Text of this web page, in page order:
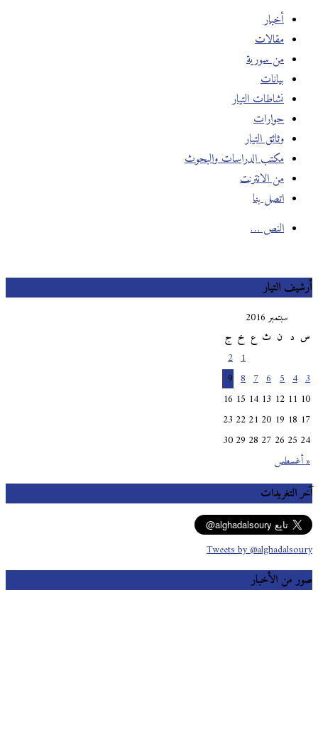
أخبار
مقالات
من سورية
بيانات
نشاطات التيار
حوارات
وثائق التيار
مكتب الدراسات والبحوث
من الانترنت
اتصل بنا
النص …
أرشيف التيار
سبتمبر 2016
س
ن ث خ ج
« أغسطس
10
11
12
13
14
15
16
17
18
19
20
21
22
23
24
25
26
27
28
29
30
آخر التغريدات
Tweets by @alghadalsoury
صور من الأخبار